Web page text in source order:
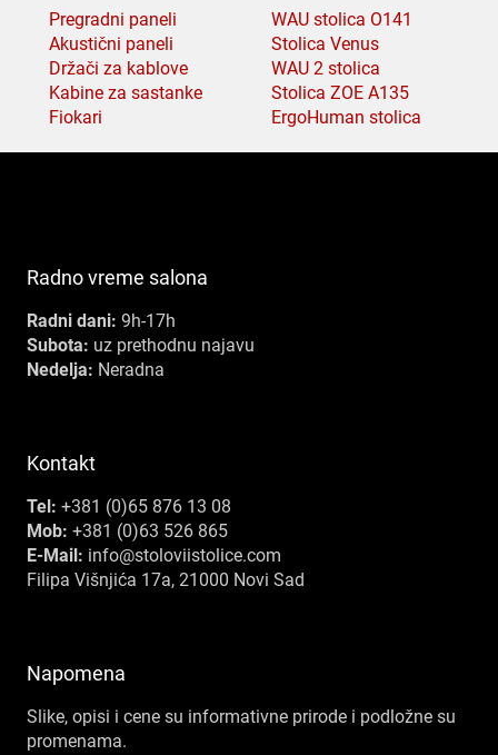
Pregradni paneli
Akustični paneli
Držači za kablove
Kabine za sastanke
Fiokari
WAU stolica O141
Stolica Venus
WAU 2 stolica
Stolica ZOE A135
ErgoHuman stolica
Radno vreme salona
Radni dani: 9h-17h
Subota: uz prethodnu najavu
Nedelja: Neradna
Kontakt
Tel: +381 (0)65 876 13 08
Mob: +381 (0)63 526 865
E-Mail: info@stoloviistolice.com
Filipa Višnjića 17a, 21000 Novi Sad
Napomena
Slike, opisi i cene su informativne prirode i podložne su
promenama.